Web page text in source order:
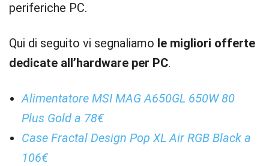
periferiche PC.
Qui di seguito vi segnaliamo le migliori offerte
dedicate all’hardware per PC.
Alimentatore MSI MAG A650GL 650W 80
Plus Gold a 78€
Case Fractal Design Pop XL Air RGB Black a
106€